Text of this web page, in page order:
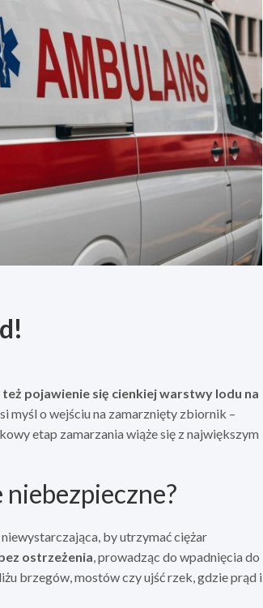
pojawienie się cienkiej warstwy lodu na
myśl o wejściu na zamarznięty zbiornik –
etap zamarzania wiąże się z największym
by utrzymać ciężar
ostrzeżenia, prowadząc do wpadnięcia do
brzegów, mostów czy ujść rzek, gdzie prąd i